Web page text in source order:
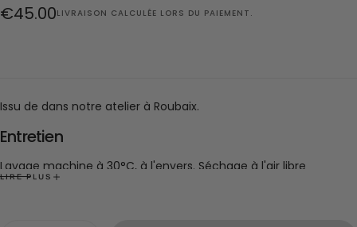
Prix
€45.00LIVRAISON CALCULÉE LORS DU PAIEMENT.
Issu de dans notre atelier à Roubaix.
Entretien
Lavage machine à 30°C, à l'envers. Séchage à l'air libre
recommandé pour préserver la matière.
LIRE PLUS